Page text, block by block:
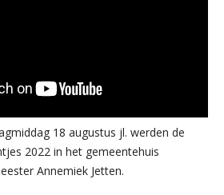
18 augustus jl. werden de
2022 in het gemeentehuis
Annemiek Jetten.